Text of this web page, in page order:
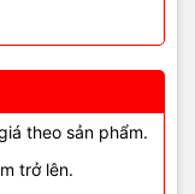
theo sản phẩm.
trở lên.